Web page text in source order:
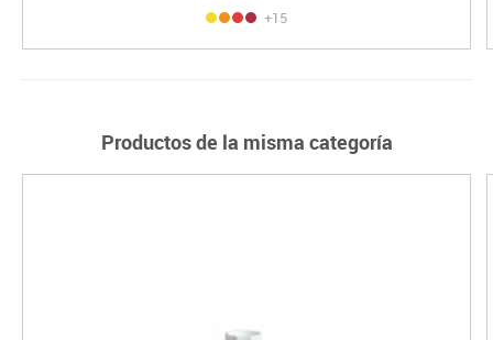
+15
Productos de la misma categoría